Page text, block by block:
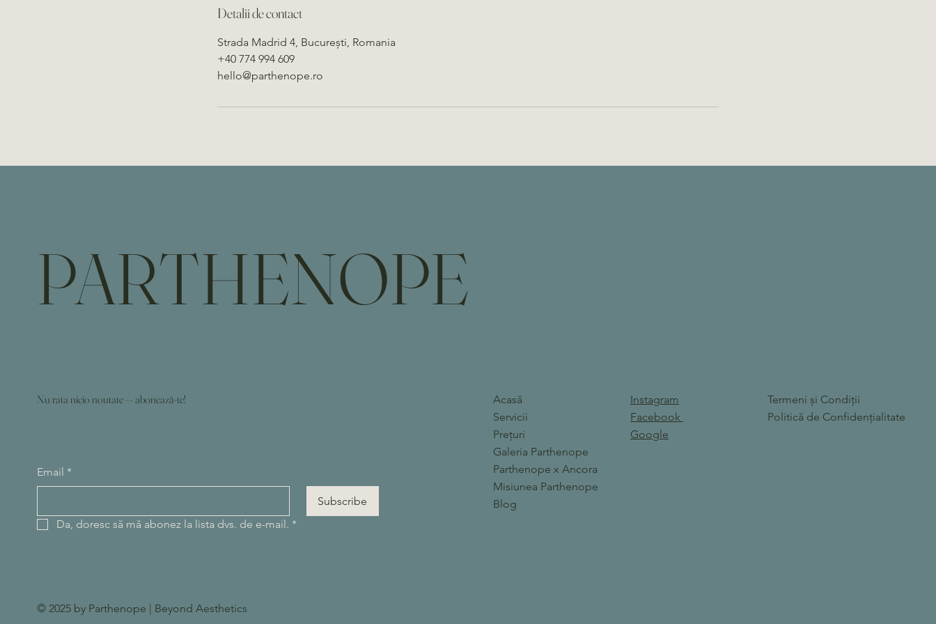
Detalii de contact
Strada Madrid 4, București, Romania
+40 774 994 609
hello@parthenope.ro
PARTHENOPE
© 2025 by Parthenope | Beyond Aesthetics
Nu rata nicio noutate — abonează-te!
Instagram
Facebook
Google
Acasă
Servicii
Prețuri
Galeria Parthenope
Parthenope x Ancora
Misiunea Parthenope
Blog
Termeni și Condiții
Politică de Confidențialitate
Email *
Subscribe
Da, doresc să mă abonez la lista dvs. de e-mail. *